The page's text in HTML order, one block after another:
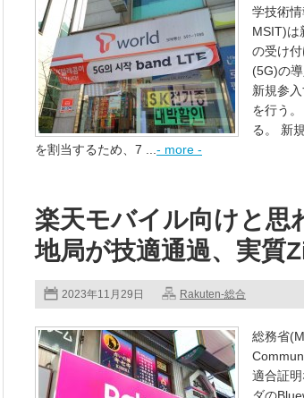
学技術
MSIT)は
の受け
(5G)の
新規参
を行う
る。 新
を割当するため、7 ... - more -
楽天モバイル向けと思
地局が技適通過、実質
2023年11月29日 Rakuten-総合
総務省
適合証